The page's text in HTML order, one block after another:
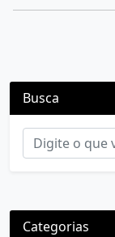
Busca
Categorias